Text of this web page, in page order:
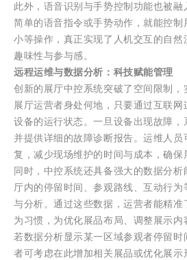
此外，语音识别与手势控制功能也被
简单的语音指令或手势动作，就能控
小等操作，真正实现了人机交互的自然
趣味性与参与感。
远程运维与数据分析：科技赋能管理
创新的展厅中控系统突破了空间限制，
展厅运营者身处何地，只要通过互联
设备的运行状态。一旦设备出现故障，
并提供详细的故障诊断报告。运维人
复，减少现场维护的时间与成本，确保
同时，中控系统还具备强大的数据分
厅内的停留时间、参观路线、互动行
与分析。通过这些数据，运营者能精
为习惯，为优化展品布局、调整展示内
若数据分析显示某一区域参观者停留
者可考虑在此增加相关展品或优化展